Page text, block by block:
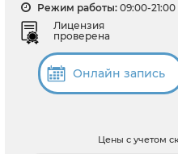
Режим работы: 09:00-21:00
Лицензия
проверена
Онлайн запись
Цены с учетом